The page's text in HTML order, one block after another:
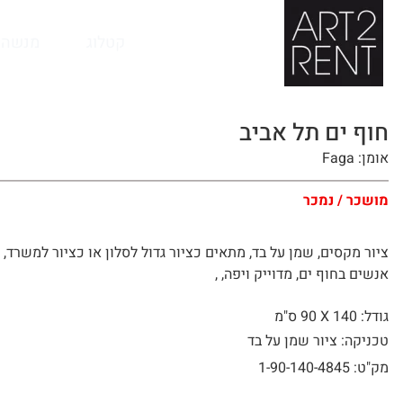
לתוכן
חוף ים תל אביב
אומן: Faga
מושכר / נמכר
ציור מקסים, שמן על בד, מתאים כציור גדול לסלון או כציור
אנשים בחוף ים, מדוייק ויפה, ,
גודל: 140 X
90 ס"מ
טכניקה: ציור שמן על בד
מק"ט: 1-90-140-4845